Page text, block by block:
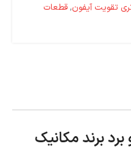
برند مکانیک
تقویت آیفون,قطعات